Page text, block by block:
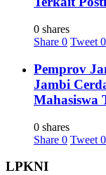
0 shares
Share 0 Tweet 0
Pemprov
Jambi
Mahasiswa
0 shares
Share 0 Tweet 0
LPKNI